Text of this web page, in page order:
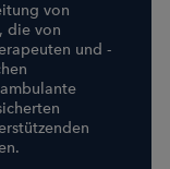
von
die von
und -